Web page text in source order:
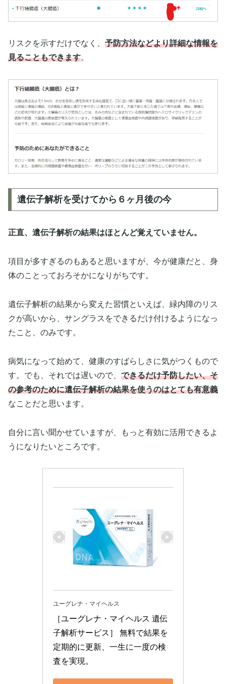
リスクを示すだけでなく、 予防方法などより詳細な情報を
見ることもできます。
遺伝子解析を受けてから６ヶ月後の今
正直、遺伝子解析の結果はほとんど覚えていません。
項目が多すぎるのもあると思いますが、今が健康だと、身
体のことっておろそかになりがちです。
遺伝子解析の結果から変えた習慣といえば、緑内障のリス
クが高いから、サングラスをできるだけ付けるようになっ
たこと、のみです。
病気になって始めて、健康のすばらしさに気がつくもので
す。でも、それでは遅いので、 できるだけ予防したい、そ
の参考のために遺伝子解析の結果を使うのはとても有意義
なことだと思います。
自分に言い聞かせていますが、もっと有効に活用できるよ
うになりたいところです。
ユーグレナ・マイヘルス
［ユーグレナ・マイヘルス 遺伝
子解析サービス］ 無料で結果を
定期的に更新、一生に一度の検
査を実現。